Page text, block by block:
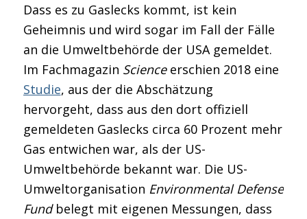
Dass es zu Gaslecks kommt, ist kein
Geheimnis und wird sogar im Fall der Fälle
an die Umweltbehörde der USA gemeldet.
Im Fachmagazin Scienceerschien 2018 eine
Studie, aus der die Abschätzung
hervorgeht, dass aus den dort offiziell
gemeldeten Gaslecks circa 60 Prozent mehr
Gas entwichen war, als der US-
Umweltbehörde bekannt war. Die US-
Umweltorganisation Environmental Defense
Fundbelegt mit eigenen Messungen, dass